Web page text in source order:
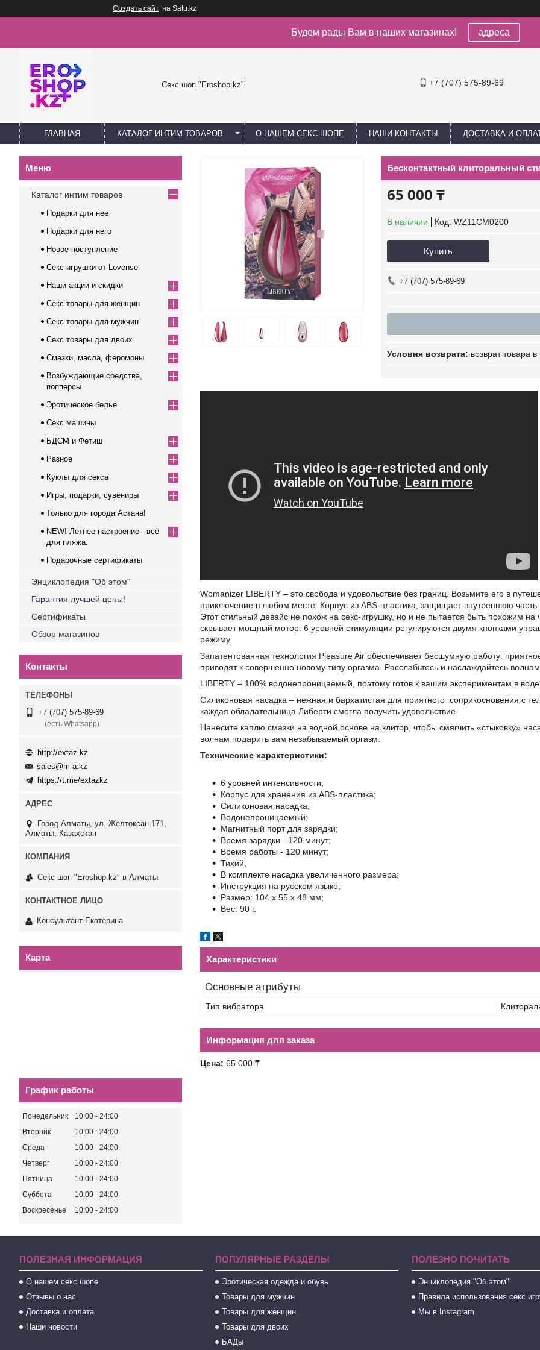
Создать сайт на Satu.kz
Будем рады Вам в наших магазинах! адреса
Секс шоп "Eroshop.kz" +7 (707) 575-89-69
ГЛАВНАЯ КАТАЛОГ ИНТИМ ТОВАРОВ О НАШЕМ СЕКС ШОПЕ НАШИ КОНТАКТЫ ДОСТАВКА И
Бесконтактный клиторальный
65 000 ₸
В наличии Код: WZ11CM0200
Купить
+7 (707) 575-89-69
возврат товара
Womanizer LIBERTY – это свобода и удовольствие без границ. Возьмите его в
приключение в любом месте. Корпус из ABS-пластика, защищает внутреннюю часть
Этот стильный девайс не похож на секс-игрушку, но и не пытается быть похожим
скрывает мощный мотор. 6 уровней стимуляции регулируются двумя кнопками
режиму.
Запатентованная технология Pleasure Air обеспечивает бесшумную работу:
приводят к совершенно новому типу оргазма. Расслабьтесь и наслаждайтесь
LIBERTY – 100% водонепроницаемый, поэтому готов к вашим экспериментам в
Силиконовая насадка – нежная и бархатистая для приятного соприкосновения с
каждая обладательница Либерти смогла получить удовольствие.
Нанесите каплю смазки на водной основе на клитор, чтобы смягчить «стыковку»
волнам подарить вам незабываемый оргазм.
Технические характеристики:
6 уровней интенсивности;
Корпус для хранения из ABS-пластика;
Силиконовая насадка;
Водонепроницаемый;
Магнитный порт для зарядки;
Время зарядки - 120 минут;
Время работы - 120 минут;
Тихий;
В комплекте насадка увеличенного размера;
Инструкция на русском языке;
Размер: 104 x 55 x 48 мм;
Вес: 90 г.
Характеристики
Основные атрибуты
Тип вибратора
Информация для заказа
Цена: 65 000 ₸
Каталог интим товаров
Подарки для нее
Подарки для него
Новое поступление
Секс игрушки от Lovense
Наши акции и скидки
Секс товары для женщин
Секс товары для мужчин
Секс товары для двоих
Смазки, масла, феромоны
Возбуждающие средства,
попперсы
Эротическое белье
Секс машины
БДСМ и Фетиш
Разное
Куклы для секса
Игры, подарки, сувениры
Только для города Астана!
NEW! Летнее настроение - всё
для пляжа.
Подарочные сертификаты
Энциклопедия "Об этом"
Гарантия лучшей цены!
Сертификаты
Обзор магазинов
Контакты
+7 (707) 575-89-69
(есть Whatsapp)
http://extaz.kz
sales@m-a.kz
https://t.me/extazkz
Город Алматы, ул. Желтоксан 171,
Алматы, Казахстан
Секс шоп "Eroshop.kz" в Алматы
Консультант Екатерина
Карта
График работы
Понедельник 10:00
24:00
Вторник
10:00
24:00
Среда
10:00
24:00
Четверг
10:00
24:00
Пятница
10:00
24:00
Суббота
10:00
24:00
Воскресенье
10:00 24:00
ПОЛЕЗНАЯ ИНФОРМАЦИЯ
О нашем секс шопе
Отзывы о нас
Доставка и оплата
Наши новости
ПОПУЛЯРНЫЕ РАЗДЕЛЫ
Эротическая одежда и обувь
Товары для мужчин
Товары для женщин
Товары для двоих
БАДы
ПОЛЕЗНО ПОЧИТАТЬ
Энциклопедия "Об этом"
Правила использования секс
Мы в Instagram